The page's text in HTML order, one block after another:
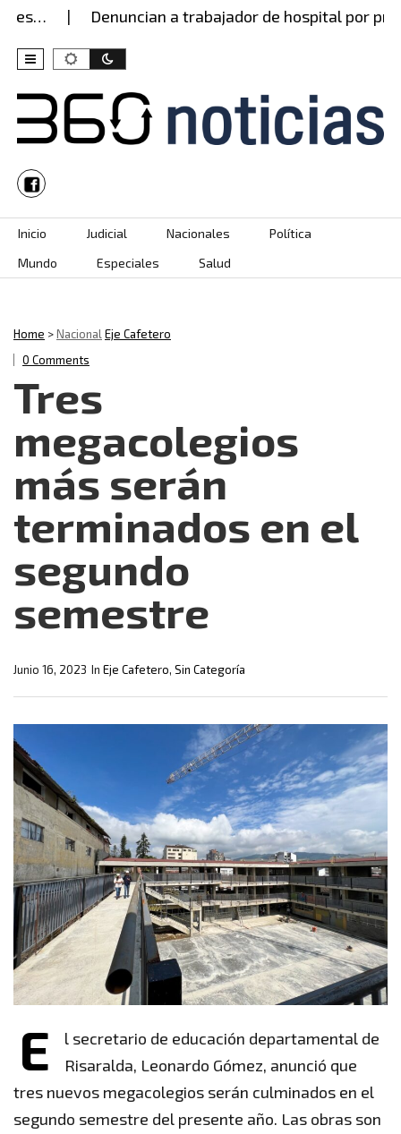
Denuncian a trabajador de hospital por
Skip to content
Inicio Judicial Nacionales
Política
Mundo
Especiales Salud
Home >NacionalEje Cafetero
0 Comments
Tres
megacolegios
más serán
terminados en el
segundo
semestre
In Eje Cafetero, Sin Categoría
Junio 16, 2023
E
l secretario de educación departamental de
Risaralda, Leonardo Gómez, anunció que
tres nuevos megacolegios serán culminados en el
segundo semestre del presente año. Las obras son